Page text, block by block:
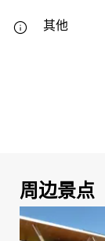
其他
周边景点